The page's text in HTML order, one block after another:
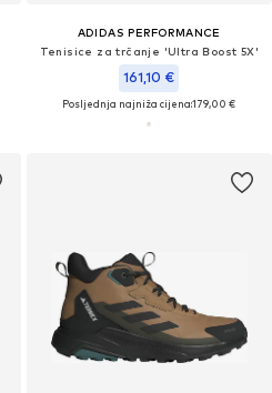
ADIDAS PERFORMANCE
Tenisice za trčanje 'Ultra Boost 5X'
161,10 €
Posljednja najniža cijena:179,00 €